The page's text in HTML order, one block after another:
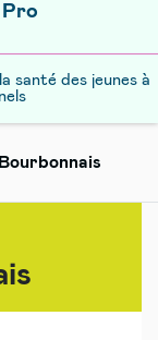
Pro
santé des jeunes à